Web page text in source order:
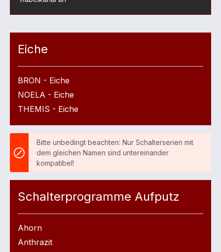
Eiche
BRON - Eiche
NOELA - Eiche
THEMIS - Eiche
Bitte unbedingt beachten: Nur Schalterserien mit
dem gleichen Namen sind untereinander
kompatibel!
Schalterprogramme Aufputz
Ahorn
Anthrazit